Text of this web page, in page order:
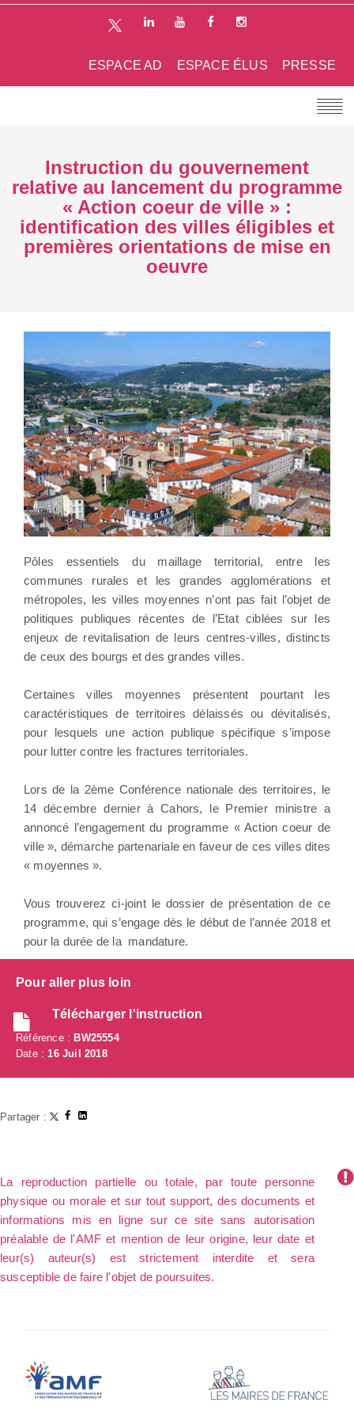
PRESSE
ESPACE ÉLUS
ESPACE AD
Instruction du gouvernement
relative au lancement du programme
« Action coeur de ville » :
identification des villes éligibles et
premières orientations de mise en
oeuvre
Pôles essentiels du maillage territorial, entre les
communes rurales et les grandes agglomérations et
métropoles, les villes moyennes n’ont pas fait l’objet de
politiques publiques récentes de l’Etat ciblées sur les
enjeux de revitalisation de leurs centres-villes, distincts
de ceux des bourgs et des grandes villes.
Certaines villes moyennes présentent pourtant les
caractéristiques de territoires délaissés ou dévitalisés,
pour lesquels une action publique spécifique s’impose
pour lutter contre les fractures territoriales.
Lors de la 2ème Conférence nationale des territoires, le
14 décembre dernier à Cahors, le Premier ministre a
annoncé l’engagement du programme « Action coeur de
ville », démarche partenariale en faveur de ces villes dites
« moyennes ».
Vous trouverez ci-joint le dossier de présentation de ce
programme, qui s’engage dès le début de l’année 2018 et
pour la durée de la mandature.
Pour aller plus loin
Télécharger l'instruction
Référence :BW25554
Date : 16 Juil 2018
Partager :
La reproduction partielle ou totale, par toute personne
physique ou morale et sur tout support, des documents et
informations mis en ligne sur ce site sans autorisation
préalable de l'AMF et mention de leur origine, leur date et
leur(s) auteur(s) est strictement interdite et sera
susceptible de faire l'objet de poursuites.